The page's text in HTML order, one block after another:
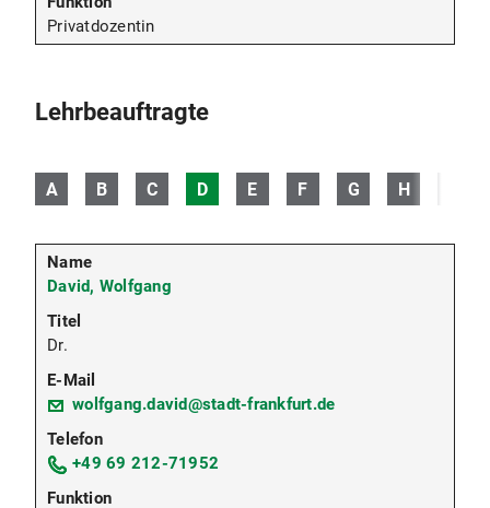
Privatdozentin
Lehrbeauftragte
A B C D E F G H
David, Wolfgang
Dr.
wolfgang.david@stadt-frankfurt.de
+49 69 212-71952